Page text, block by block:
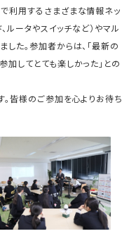
利用するさまざまな情報ネッ
ルータやスイッチなど）やマル
した。参加者からは、「最新の
加してとても楽しかった」との
皆様のご参加を心よりお待ち